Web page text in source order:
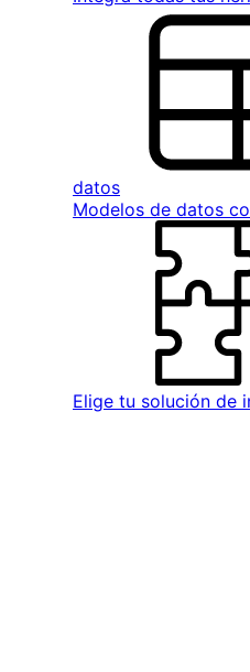
datos
Modelos de datos
Elige tu solución de